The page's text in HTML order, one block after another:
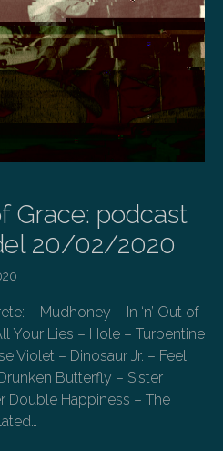
Grace: podcast
20/02/2020
– Mudhoney – In ‘n’ Out of
Your Lies – Hole – Turpentine
Violet – Dinosaur Jr. – Feel
Butterfly – Sister
Double Happiness – The